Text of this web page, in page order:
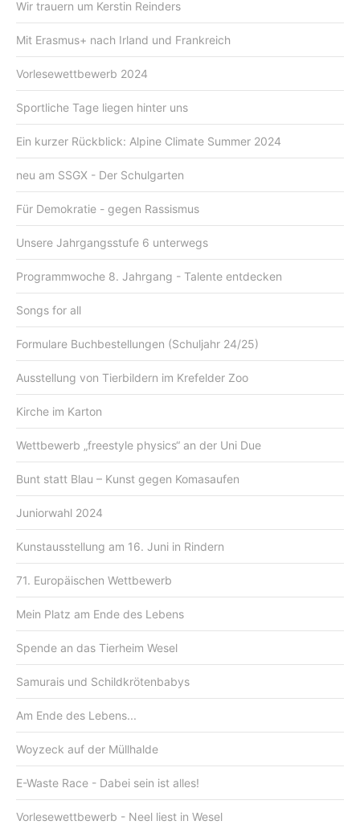
Wir trauern um Kerstin Reinders
Mit Erasmus+ nach Irland und Frankreich
Vorlesewettbewerb 2024
Sportliche Tage liegen hinter uns
Ein kurzer Rückblick: Alpine Climate Summer 2024
neu am SSGX - Der Schulgarten
Für Demokratie - gegen Rassismus
Unsere Jahrgangsstufe 6 unterwegs
Programmwoche 8. Jahrgang - Talente entdecken
Songs for all
Formulare Buchbestellungen (Schuljahr 24/25)
Ausstellung von Tierbildern im Krefelder Zoo
Kirche im Karton
Wettbewerb „freestyle physics“ an der Uni Due
Bunt statt Blau – Kunst gegen Komasaufen
Juniorwahl 2024
Kunstausstellung am 16. Juni in Rindern
71. Europäischen Wettbewerb
Mein Platz am Ende des Lebens
Spende an das Tierheim Wesel
Samurais und Schildkrötenbabys
Am Ende des Lebens...
Woyzeck auf der Müllhalde
E-Waste Race - Dabei sein ist alles!
Vorlesewettbewerb - Neel liest in Wesel